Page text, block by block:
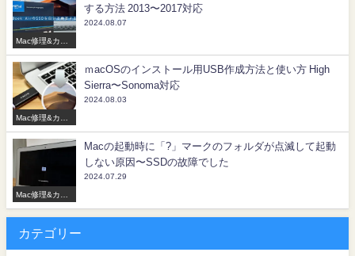
Mac修理&カス
する方法 2013〜2017対応
2024.08.07
Mac修理&カス
ｍacOSのインストール用USB作成方法と使い方 High
Sierra〜Sonoma対応
2024.08.03
Mac修理&カス
Macの起動時に「?」マークのフォルダが点滅して起動
しない原因〜SSDの故障でした
2024.07.29
カテゴリー